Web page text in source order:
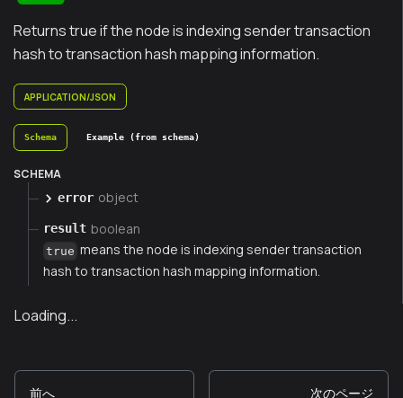
Returns true if the node is indexing sender transaction
hash to transaction hash mapping information.
APPLICATION/JSON
Schema Example (from schema)
SCHEMA
error object
result boolean
true means the node is indexing sender transaction
hash to transaction hash mapping information.
Loading...
前へ 次のページ